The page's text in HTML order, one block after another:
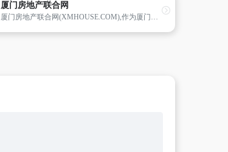
厦门房地产联合网
厦门房地产联合网(XMHOUSE.COM),作为厦门房地产网站第一品牌,作为福建省人气最旺的房地产网站,XMHOUSE已成为闽南金三角和境内外了解厦门楼市的主要窗口。提供最全面最及时的房地产新闻资讯内容,为所有楼盘提供功能最全网上浏览、业主论坛和社区网站,最多的房地产精英人物个人主页,是国内房地产媒体及业内外网友公认的最受欢迎的专业网站和房地产信息库